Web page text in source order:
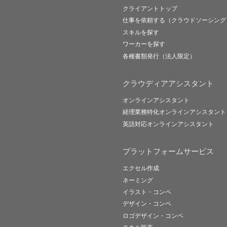
クライアントトップ
仕事を依頼する（クラウドソーシング
スキルを探す
ワーカーを探す
各種書類発行（法人限定）
クラウディアアシスタント
オンラインアシスタント
経理業務特化オンラインアシスタント
英語対応オンラインアシスタント
プラットフォームサービス
エクセル作成
ネーミング
イラスト・コンペ
デザイン・コンペ
ロゴデザイン・コンペ